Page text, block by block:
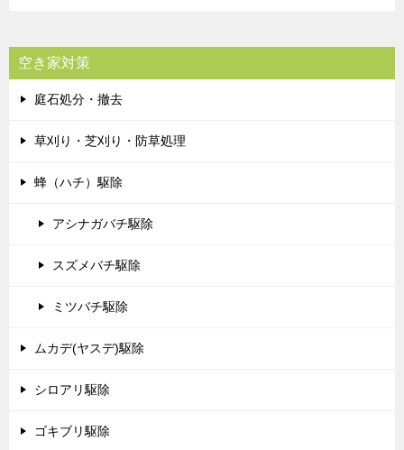
空き家対策
庭石処分・撤去
草刈り・芝刈り・防草処理
蜂（ハチ）駆除
アシナガバチ駆除
スズメバチ駆除
ミツバチ駆除
ムカデ(ヤスデ)駆除
シロアリ駆除
ゴキブリ駆除